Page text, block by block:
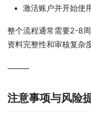
激活账户并开始使
整个流程通常需要2-8
资料完整性和审核复杂度
⸻
注意事项与风险